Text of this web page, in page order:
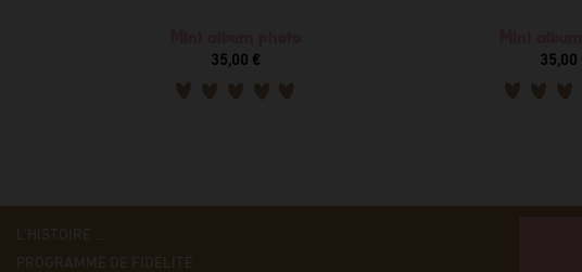
35,00 € 35,00
L'HISTOIRE ....
PROGRAMME DE FIDÉLITÉ